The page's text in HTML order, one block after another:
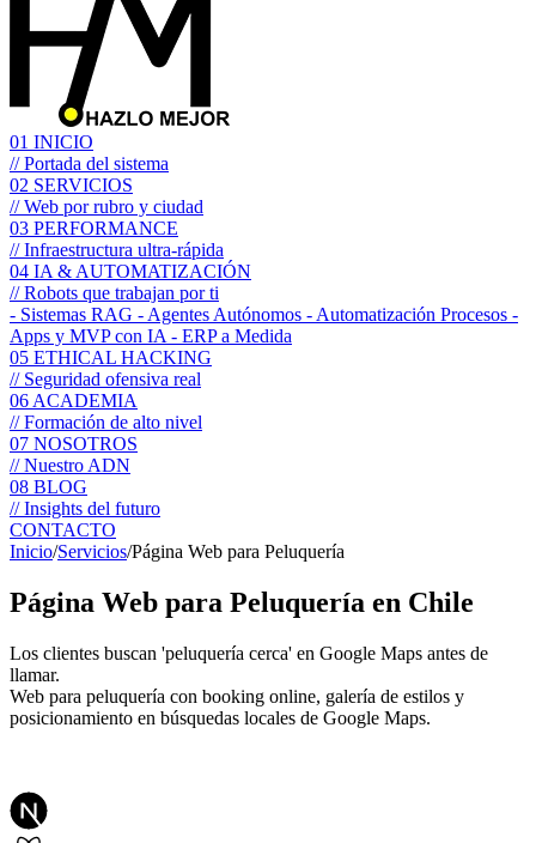
01 INICIO
// Portada del sistema
02 SERVICIOS
// Web por rubro y ciudad
03 PERFORMANCE
// Infraestructura ultra-rápida
04 IA & AUTOMATIZACIÓN
// Robots que trabajan por ti
- Sistemas RAG - Agentes Autónomos - Automatización Procesos -
Apps y MVP con IA - ERP a Medida
05 ETHICAL HACKING
// Seguridad ofensiva real
06 ACADEMIA
// Formación de alto nivel
07 NOSOTROS
// Nuestro ADN
08 BLOG
// Insights del futuro
CONTACTO
Inicio/Servicios/Página Web para Peluquería
Página Web para Peluquería en Chile
Los clientes buscan 'peluquería cerca' en Google Maps antes de
llamar.
Web para peluquería con booking online, galería de estilos y
posicionamiento en búsquedas locales de Google Maps.